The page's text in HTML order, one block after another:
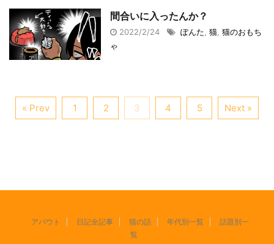
間合いに入ったんか？
2022/2/24 ぽんた 猫 猫のおもち
ゃ
« Prev 1 2 3 4 5 Next »
アバウト 日記全記事 猫の話 年代別一覧
話題別一
覧